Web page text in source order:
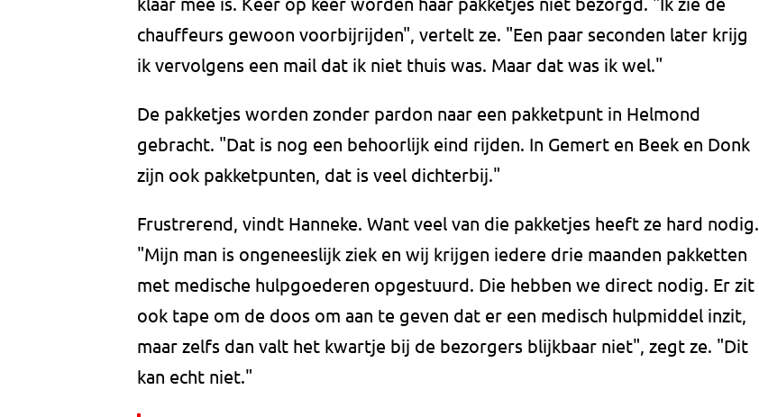
chauffeurs gewoon voorbijrijden", vertelt ze. "Een paar seconden later krijg
ik vervolgens een mail dat ik niet thuis was. Maar dat was ik wel."
De pakketjes worden zonder pardon naar een pakketpunt in Helmond
gebracht. "Dat is nog een behoorlijk eind rijden. In Gemert en Beek en Donk
zijn ook pakketpunten, dat is veel dichterbij."
Frustrerend, vindt Hanneke. Want veel van die pakketjes heeft ze hard nodig.
"Mijn man is ongeneeslijk ziek en wij krijgen iedere drie maanden pakketten
met medische hulpgoederen opgestuurd. Die hebben we direct nodig. Er zit
ook tape om de doos om aan te geven dat er een medisch hulpmiddel inzit,
maar zelfs dan valt het kwartje bij de bezorgers blijkbaar niet", zegt ze. "Dit
kan echt niet."